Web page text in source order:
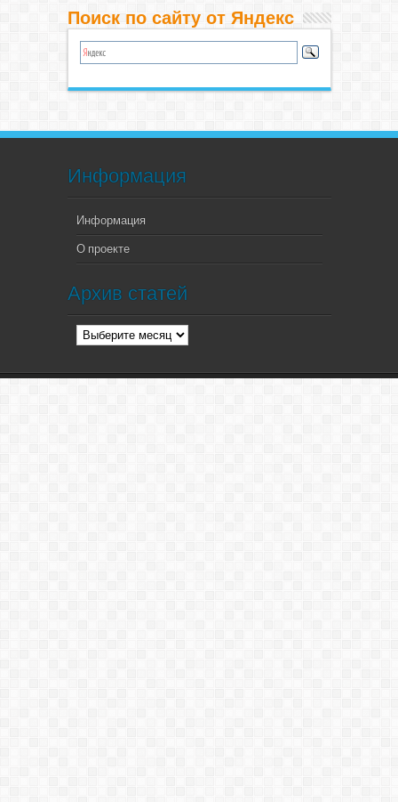
Поиск по сайту от Яндекс
Информация
Информация
О проекте
Архив статей
Архив
статей